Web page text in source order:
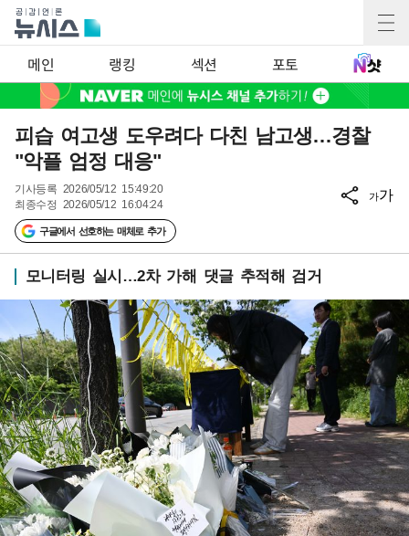
메인 랭킹 섹션 포토
피습 여고생 도우려다 다친 남고생…경찰
"악플 엄정 대응"
기사등록 2026/05/12 15:49:20
최종수정 2026/05/12 16:04:24
구글에서 선호하는 매체로 추가
가가
모니터링 실시…2차 가해 댓글 추적해 검거